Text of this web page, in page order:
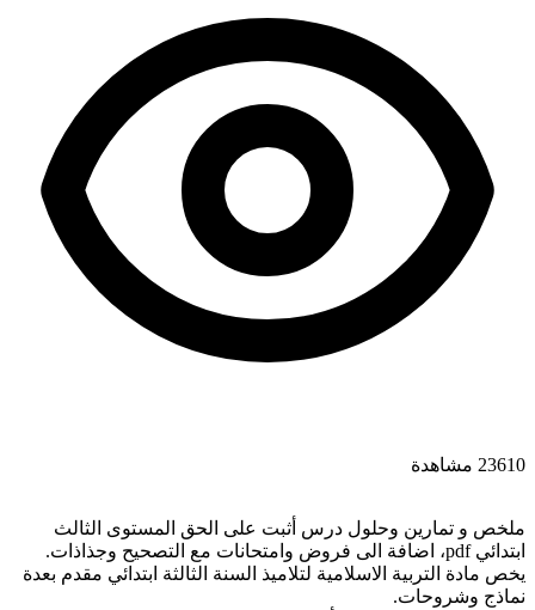
23610 مشاهدة
ملخص و تمارين وحلول درس أثبت على الحق المستوى الثالث
ابتدائي pdf، اضافة الى فروض وامتحانات مع التصحيح وجذاذات.
يخص مادة التربية الاسلامية لتلاميذ السنة الثالثة ابتدائي مقدم بعدة
نماذج وشروحات.